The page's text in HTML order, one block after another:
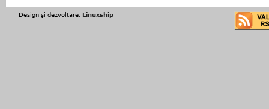
Design şi dezvoltare: Linuxship